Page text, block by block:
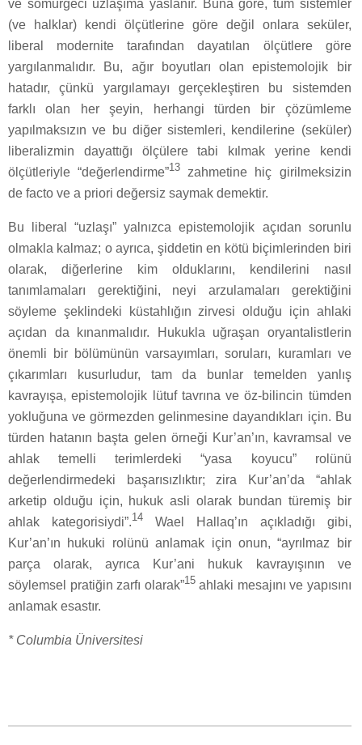
ve sömürgeci uzlaşıma yaslanır. Buna göre, tüm sistemler
(ve halklar) kendi ölçütlerine göre değil onlara seküler,
liberal modernite tarafından dayatılan ölçütlere göre
yargılanmalıdır. Bu, ağır boyutları olan epistemolojik bir
hatadır, çünkü yargılamayı gerçekleştiren bu sistemden
farklı olan her şeyin, herhangi türden bir çözümleme
yapılmaksızın ve bu diğer sistemleri, kendilerine (seküler)
liberalizmin dayattığı ölçülere tabi kılmak yerine kendi
ölçütleriyle “değerlendirme”13 zahmetine hiç girilmeksizin
de facto ve a priori değersiz saymak demektir.
Bu liberal “uzlaşı” yalnızca epistemolojik açıdan sorunlu
olmakla kalmaz; o ayrıca, şiddetin en kötü biçimlerinden biri
olarak, diğerlerine kim olduklarını, kendilerini nasıl
tanımlamaları gerektiğini, neyi arzulamaları gerektiğini
söyleme şeklindeki küstahlığın zirvesi olduğu için ahlaki
açıdan da kınanmalıdır. Hukukla uğraşan oryantalistlerin
önemli bir bölümünün varsayımları, soruları, kuramları ve
çıkarımları kusurludur, tam da bunlar temelden yanlış
kavrayışa, epistemolojik lütuf tavrına ve öz-bilincin tümden
yokluğuna ve görmezden gelinmesine dayandıkları için. Bu
türden hatanın başta gelen örneği Kur’an’ın, kavramsal ve
ahlak temelli terimlerdeki “yasa koyucu” rolünü
değerlendirmedeki başarısızlıktır; zira Kur’an’da “ahlak
arketip olduğu için, hukuk asli olarak bundan türemiş bir
ahlak kategorisiydi”.14Wael Hallaq’ın açıkladığı gibi,
Kur’an’ın hukuki rolünü anlamak için onun, “ayrılmaz bir
parça olarak, ayrıca Kur’ani hukuk kavrayışının ve
söylemsel pratiğin zarfı olarak”15ahlaki mesajını ve yapısını
anlamak esastır.
* Columbia Üniversitesi